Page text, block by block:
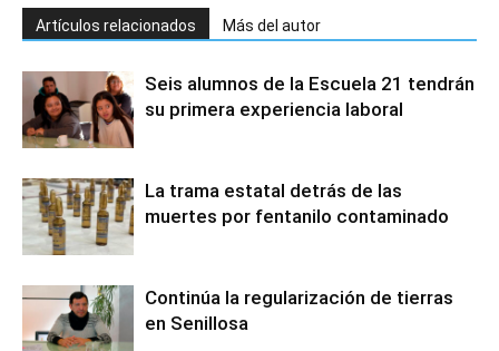
Artículos relacionados Más del autor
Seis alumnos de la Escuela 21 tendrán
su primera experiencia laboral
La trama estatal detrás de las
muertes por fentanilo contaminado
Continúa la regularización de tierras
en Senillosa